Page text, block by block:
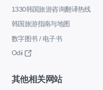
1330韩国旅游咨询翻译热线
韩国旅游指南与地图
数字图书 / 电子书
Odii
其他相关网站